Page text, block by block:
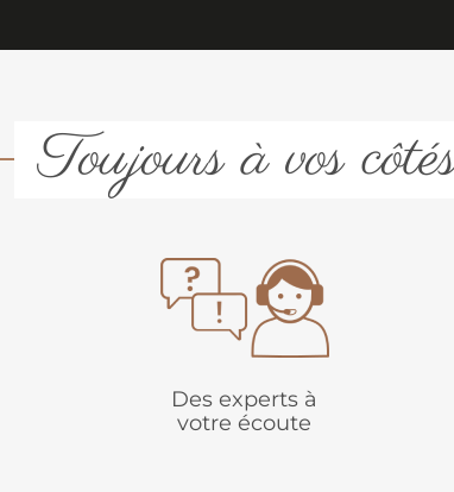
Toujours à vos
Des experts à
votre écoute